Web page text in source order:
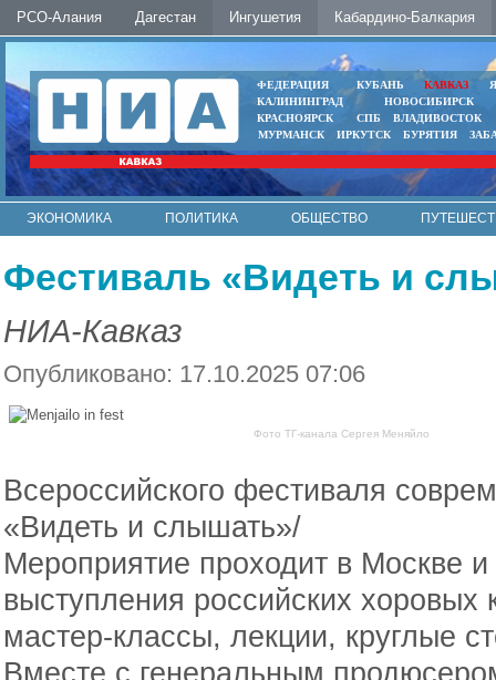
РСО-Алания Дагестан Ингушетия Кабардино-Балкария
ФЕДЕРАЦИЯ КУБАНЬ КАВКАЗ
КАЛИНИНГРАД
НОВОСИБИРСК
КРАСНОЯРСК
СПБ
ВЛАДИВОСТОК
МУРМАНСК
ИРКУТСК БУРЯТИЯ
ЭКОНОМИКА ПОЛИТИКА ОБЩЕСТВО
Фестиваль «Видеть и
НИА-Кавказ
Опубликовано: 17.10.2025 07:06
Фото ТГ-канала Сергея Меняйло
Всероссийского фестиваля
«Видеть и слышать»/
Мероприятие проходит в Москве и
выступления российских хоровых
мастер-классы, лекции, круглые
Вместе с генеральным